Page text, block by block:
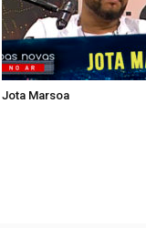
Jota Marsoa